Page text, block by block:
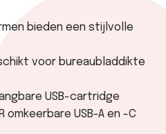
bieden een stijlvolle
voor bureaubladdikte
USB-cartridge
omkeerbare USB-A en -C